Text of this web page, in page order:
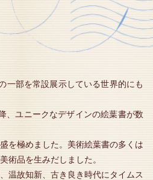
一部を常設展示している世界的にも
、ユニークなデザインの絵葉書が数
を極めました。美術絵葉書の多くは
術品を生みだしました。
温故知新、古き良き時代にタイムス